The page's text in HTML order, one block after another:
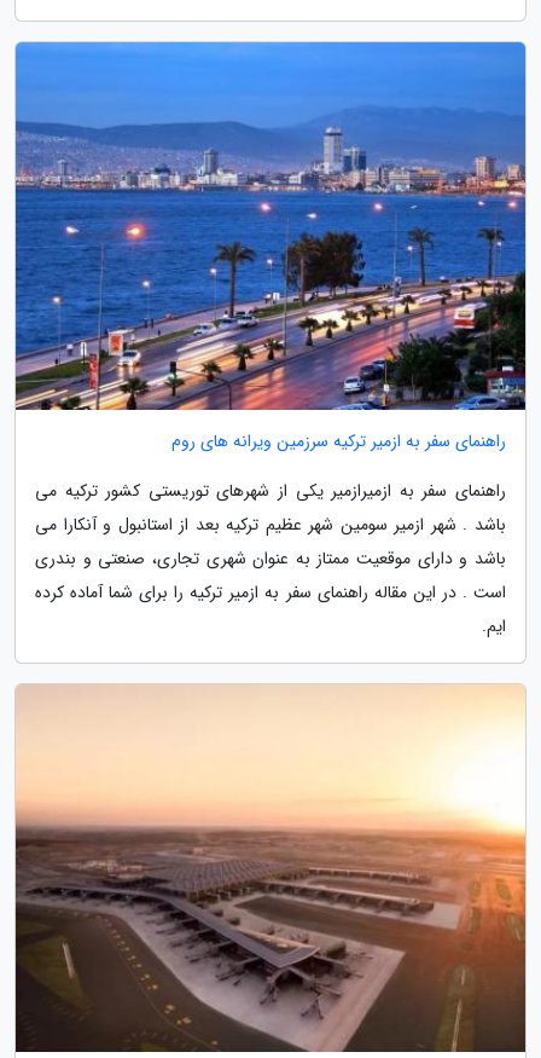
راهنمای سفر به ازمیر ترکیه سرزمین ویرانه های روم
راهنمای سفر به ازمیرازمیر یکی از شهرهای توریستی کشور ترکیه می
باشد . شهر ازمیر سومین شهر عظیم ترکیه بعد از استانبول و آنکارا می
باشد و دارای موقعیت ممتاز به عنوان شهری تجاری، صنعتی و بندری
است . در این مقاله راهنمای سفر به ازمیر ترکیه را برای شما آماده کرده
ایم.